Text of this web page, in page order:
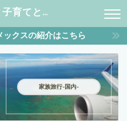
育てと…
ックスの紹介はこちら
家族旅行-国内-